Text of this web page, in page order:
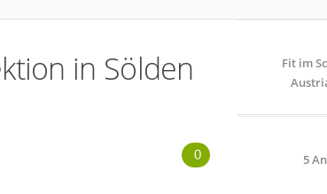
in Sölden
0
Fit im
5